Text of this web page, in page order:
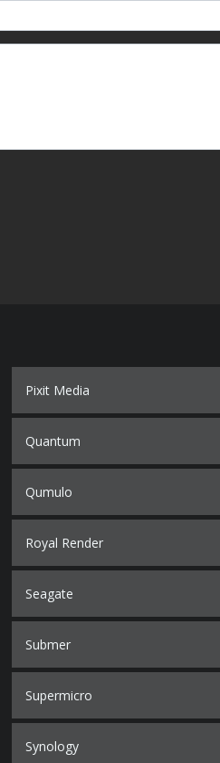
Pixit Media
Quantum
Qumulo
Royal Render
Seagate
Submer
Supermicro
Synology